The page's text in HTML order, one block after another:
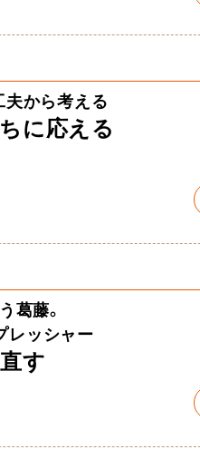
夫から考える
に応える
葛藤。
レッシャー
す